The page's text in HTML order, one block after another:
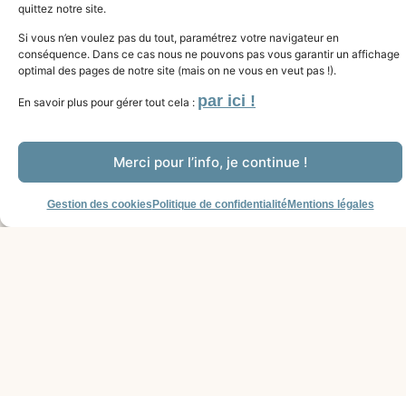
quittez notre site.
Si vous n’en voulez pas du tout, paramétrez votre navigateur en
conséquence. Dans ce cas nous ne pouvons pas vous garantir un affichage
optimal des pages de notre site (mais on ne vous en veut pas !).
En savoir plus pour gérer tout cela : par ici !
Merci pour l’info, je continue !
Gestion des cookies Politique de confidentialitéMentions légales